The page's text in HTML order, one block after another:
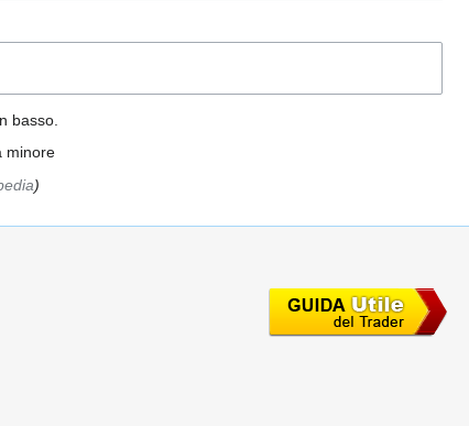
basso.
minore